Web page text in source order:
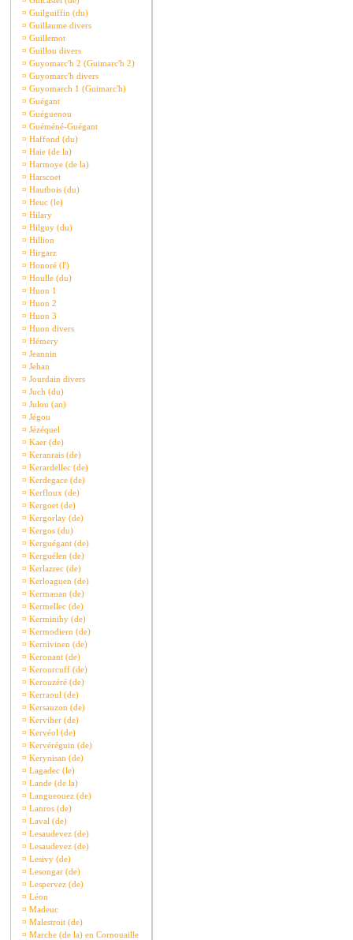
¤ Guilguiffin (du)
¤ Guillaume divers
¤ Guillemot
¤ Guillou divers
¤ Guyomarc'h 2 (Guimarc'h 2)
¤ Guyomarc'h divers
¤ Guyomarch 1 (Guimarc'h)
¤ Guégant
¤ Guéguenou
¤ Guéméné-Guégant
¤ Haffond (du)
¤ Haie (de la)
¤ Harmoye (de la)
¤ Harscoet
¤ Hautbois (du)
¤ Heuc (le)
¤ Hilary
¤ Hilguy (du)
¤ Hillion
¤ Hirgarz
¤ Honoré (l')
¤ Houlle (du)
¤ Huon 1
¤ Huon 2
¤ Huon 3
¤ Huon divers
¤ Hémery
¤ Jeannin
¤ Jehan
¤ Jourdain divers
¤ Juch (du)
¤ Julou (an)
¤ Jégou
¤ Jézéquel
¤ Kaer (de)
¤ Keranrais (de)
¤ Kerardellec (de)
¤ Kerdegace (de)
¤ Kerfloux (de)
¤ Kergoet (de)
¤ Kergorlay (de)
¤ Kergos (du)
¤ Kerguégant (de)
¤ Kerguélen (de)
¤ Kerlazrec (de)
¤ Kerloaguen (de)
¤ Kermauan (de)
¤ Kermellec (de)
¤ Kerminihy (de)
¤ Kermodiern (de)
¤ Kernivinen (de)
¤ Kerouant (de)
¤ Kerourcuff (de)
¤ Kerouzéré (de)
¤ Kerraoul (de)
¤ Kersauzon (de)
¤ Kerviher (de)
¤ Kervéol (de)
¤ Kervéréguin (de)
¤ Kerynisan (de)
¤ Lagadec (le)
¤ Lande (de la)
¤ Langueouez (de)
¤ Lanros (de)
¤ Laval (de)
¤ Lesaudevez (de)
¤ Lesaudevez (de)
¤ Lesivy (de)
¤ Lesongar (de)
¤ Lespervez (de)
¤ Léon
¤ Madeuc
¤ Malestroit (de)
¤ Marche (de la) en Cornouaille